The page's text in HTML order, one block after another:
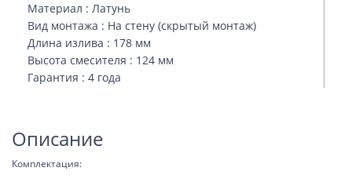
Материал : Латунь
Вид монтажа : На стену (скрытый монтаж)
Длина излива : 178 мм
Высота смесителя : 124 мм
Гарантия : 4 года
Описание
Комплектация: